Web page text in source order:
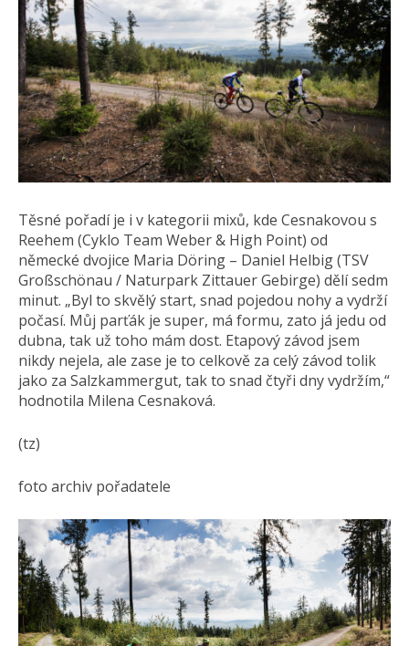
Těsné pořadí je i v kategorii mixů, kde Cesnakovou s
Reehem (Cyklo Team Weber & High Point) od
německé dvojice Maria Döring – Daniel Helbig (TSV
Großschönau / Naturpark Zittauer Gebirge) dělí sedm
minut. „Byl to skvělý start, snad pojedou nohy a vydrží
počasí. Můj parťák je super, má formu, zato já jedu od
dubna, tak už toho mám dost. Etapový závod jsem
nikdy nejela, ale zase je to celkově za celý závod tolik
jako za Salzkammergut, tak to snad čtyři dny vydržím,“
hodnotila Milena Cesnaková.
(tz)
foto archiv pořadatele